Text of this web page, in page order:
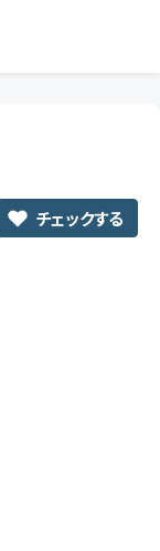
チェックする